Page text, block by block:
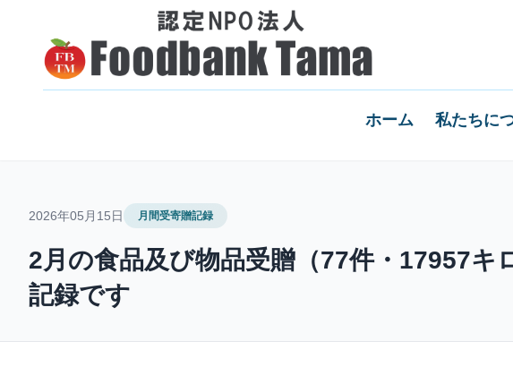
ホーム 私たちに
2026年05月15日 月間受寄贈記録
2月の食品及び物品受贈（77件・17957
記録です